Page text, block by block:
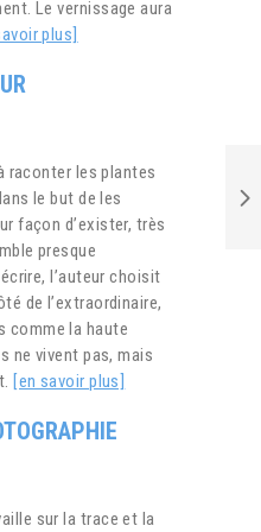
Le vernissage aura
plus]
raconter les plantes
le but de les
façon d’exister, très
presque
l’auteur choisit
de l’extraordinaire,
comme la haute
ne vivent pas, mais
[en savoir plus]
sur la trace et la